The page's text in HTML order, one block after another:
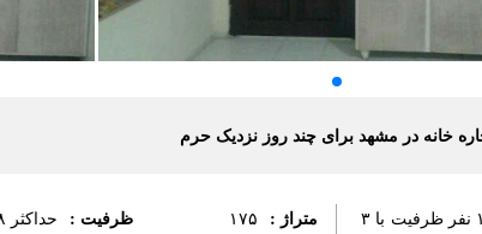
خانه در مشهد برای چند روز نزدیک حرم
به صورت روزانه با متراژ ۱۷۵ و ۱۸ نفر ظرفیت با ۳
متراژ : ۱۷۵ ظرفیت : حداکثر ۱۸ نفر